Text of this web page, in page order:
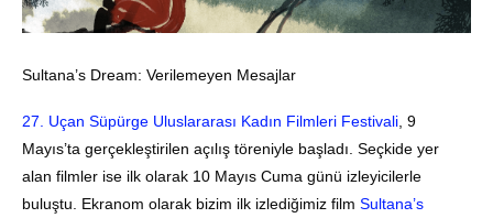
Sultana’s Dream: Verilemeyen Mesajlar
27. Uçan Süpürge Uluslararası Kadın Filmleri Festivali , 9
Mayıs’ta gerçekleştirilen açılış töreniyle başladı. Seçkide yer
alan filmler ise ilk olarak 10 Mayıs Cuma günü izleyicilerle
buluştu. Ekranom olarak bizim ilk izlediğimiz film Sultana’s